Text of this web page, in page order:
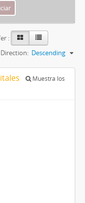
:
Direction: Descending
Muestra los